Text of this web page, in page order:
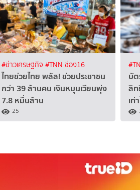
#ข่าวเศรษฐกิจ #TNN ช่อง16
ไทยช่วยไทย พลัส! ช่วยประชาชน
กว่า 39 ล้านคน เงินหมุนเวียนพุ่ง
7.8 หมื่นล้าน
25
บั
สิท
เท่